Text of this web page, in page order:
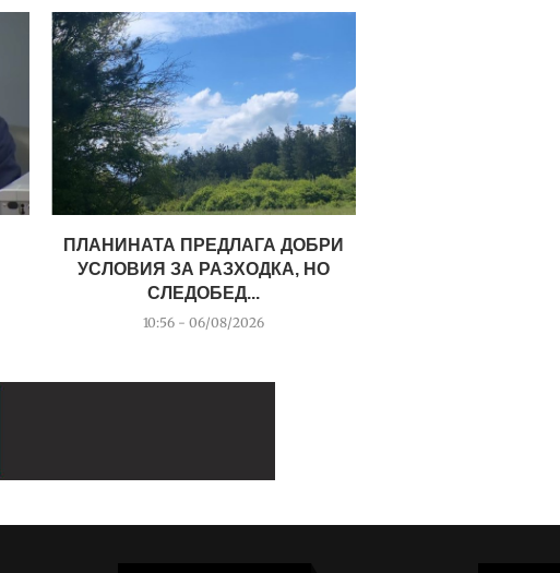
ПЛАНИНАТА ПРЕДЛАГА ДОБРИ
УСЛОВИЯ ЗА РАЗХОДКА, НО
СЛЕДОБЕД...
10:56 - 06/08/2026